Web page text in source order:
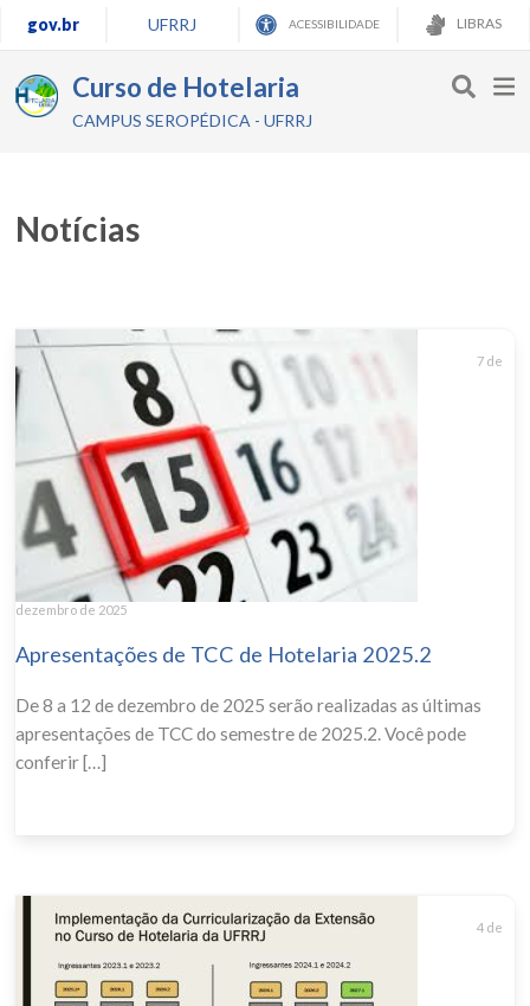
gov.br UFRRJ ACESSIBILIDADE LIBRAS
Curso de Hotelaria
CAMPUS SEROPÉDICA - UFRRJ
Notícias
7 de
dezembro de 2025
Apresentações de TCC de Hotelaria 2025.2
De 8 a 12 de dezembro de 2025 serão realizadas as últimas
apresentações de TCC do semestre de 2025.2. Você pode
conferir […]
4 de